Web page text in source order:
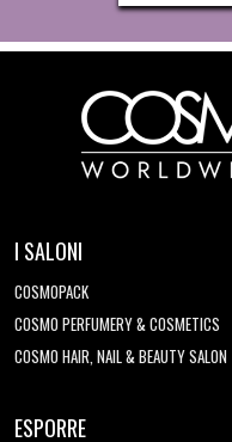
I SALONI
COSMOPACK
COSMO PERFUMERY & COSMETICS
COSMO HAIR, NAIL & BEAUTY SALON
ESPORRE